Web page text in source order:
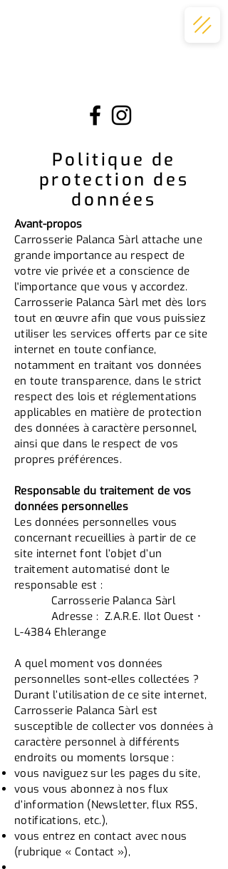
Politique de
protection des
données
​Avant-propos
Carrosserie Palanca Sàrl attache une
grande importance au respect de
votre vie privée et a conscience de
l'importance que vous y accordez.
Carrosserie Palanca Sàrl met dès lors
tout en œuvre afin que vous puissiez
utiliser les services offerts par ce site
internet en toute confiance,
notamment en traitant vos données
en toute transparence, dans le strict
respect des lois et réglementations
applicables en matière de protection
des données à caractère personnel,
ainsi que dans le respect de vos
propres préférences.
Responsable du traitement de vos
données personnelles
Les données personnelles vous
concernant recueillies à partir de ce
site internet font l’objet d’un
traitement automatisé dont le
responsable est :
Carrosserie Palanca Sàrl
Adresse : Z.A.R.E. Ilot Ouest •
L-4384 Ehlerange
A quel moment vos données
personnelles sont-elles collectées ?
Durant l’utilisation de ce site internet,
Carrosserie Palanca Sàrl est
susceptible de collecter vos données à
caractère personnel à différents
endroits ou moments lorsque :
vous naviguez sur les pages du site,
vous vous abonnez à nos flux
d’information (Newsletter, flux RSS,
notifications, etc.),
vous entrez en contact avec nous
(rubrique « Contact »),